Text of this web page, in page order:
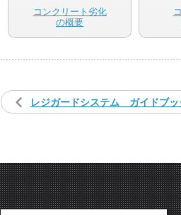
コンクリート劣化
の概要
レジガードシステム ガイドブ